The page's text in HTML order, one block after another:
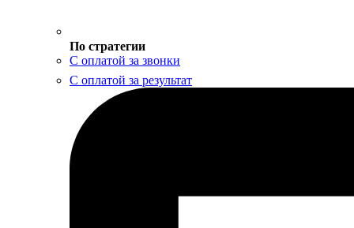
По стратегии
С оплатой за звонки
С оплатой за результат